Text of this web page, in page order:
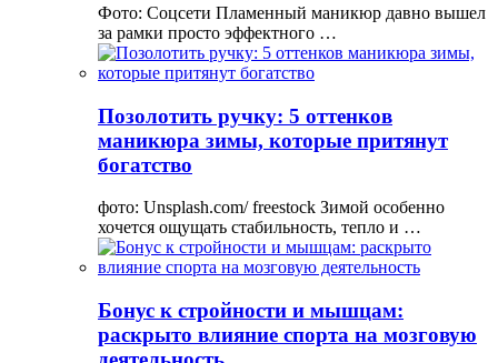
Фото: Соцсети Пламенный маникюр давно вышел
за рамки просто эффектного …
Позолотить ручку: 5 оттенков
маникюра зимы, которые притянут
богатство
фото: Unsplash.com/ freestock Зимой особенно
хочется ощущать стабильность, тепло и …
Бонус к стройности и мышцам:
раскрыто влияние спорта на мозговую